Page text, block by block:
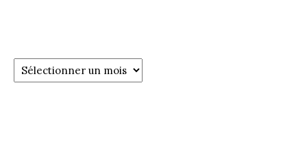
Archives